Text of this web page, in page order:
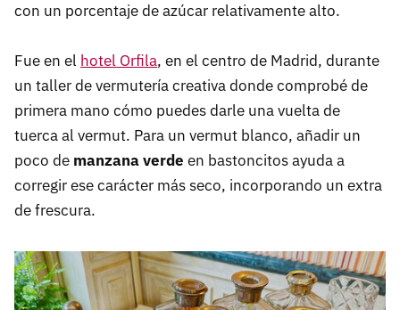
con un porcentaje de azúcar relativamente alto.
Fue en el hotel Orfila, en el centro de Madrid, durante
un taller de vermutería creativa donde comprobé de
primera mano cómo puedes darle una vuelta de
tuerca al vermut. Para un vermut blanco, añadir un
poco de manzana verde en bastoncitos ayuda a
corregir ese carácter más seco, incorporando un extra
de frescura.